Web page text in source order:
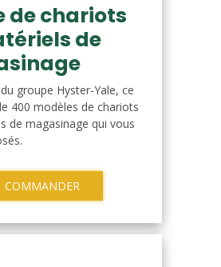
de chariots
de
groupe Hyster-Yale, ce
400 modèles de chariots
de magasinage qui vous
COMMANDER